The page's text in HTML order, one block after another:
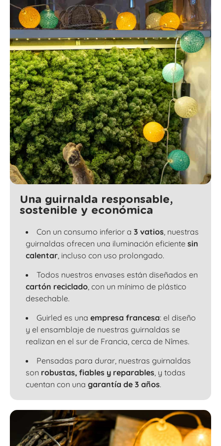
Una guirnalda responsable,
sostenible y económica
Con un consumo inferior a 3 vatios, nuestras
guirnaldas ofrecen una iluminación eficiente sin
calentar, incluso con uso prolongado.
Todos nuestros envases están diseñados en
cartón reciclado, con un mínimo de plástico
desechable.
Guirled es una empresa francesa: el diseño
y el ensamblaje de nuestras guirnaldas se
realizan en el sur de Francia, cerca de Nîmes.
Pensadas para durar, nuestras guirnaldas
son robustas, fiables y reparables, y todas
cuentan con una garantía de 3 años.